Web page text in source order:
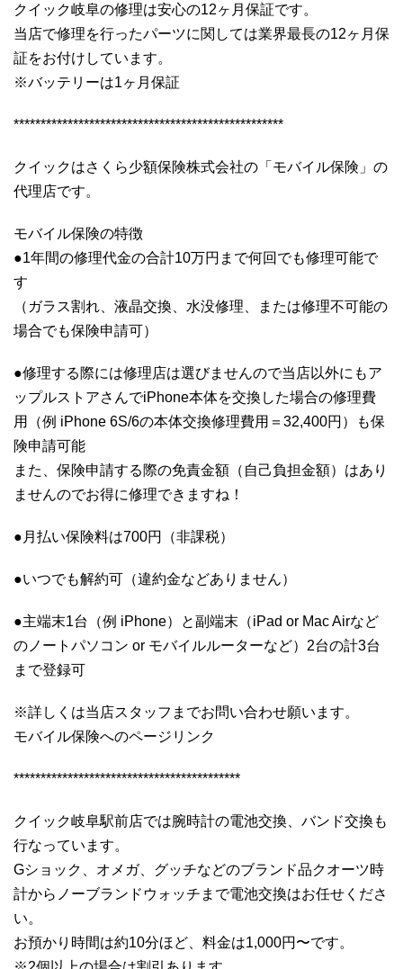
クイック岐阜の修理は安心の12ヶ月保証です。
当店で修理を行ったパーツに関しては業界最長の12ヶ月保
証をお付けしています。
※バッテリーは1ヶ月保証
**************************************************
クイックはさくら少額保険株式会社の「モバイル保険」の
代理店です。
モバイル保険の特徴
●1年間の修理代金の合計10万円まで何回でも修理可能で
す
（ガラス割れ、液晶交換、水没修理、または修理不可能の
場合でも保険申請可）
●修理する際には修理店は選びませんので当店以外にもア
ップルストアさんでiPhone本体を交換した場合の修理費
用（例 iPhone 6S/6の本体交換修理費用＝32,400円）も保
険申請可能
また、保険申請する際の免責金額（自己負担金額）はあり
ませんのでお得に修理できますね！
●月払い保険料は700円（非課税）
●いつでも解約可（違約金などありません）
●主端末1台（例 iPhone）と副端末（iPad or Mac Airなど
のノートパソコン or モバイルルーターなど）2台の計3台
まで登録可
※詳しくは当店スタッフまでお問い合わせ願います。
モバイル保険へのページリンク
******************************************
クイック岐阜駅前店では腕時計の電池交換、バンド交換も
行なっています。
Gショック、オメガ、グッチなどのブランド品クオーツ時
計からノーブランドウォッチまで電池交換はお任せくださ
い。
お預かり時間は約10分ほど、料金は1,000円〜です。